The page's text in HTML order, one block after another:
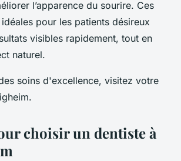
l’apparence du sourire. Ces
pour les patients désireux
visibles rapidement, tout en
naturel.
soins d'excellence, visitez votre
choisir un dentiste à